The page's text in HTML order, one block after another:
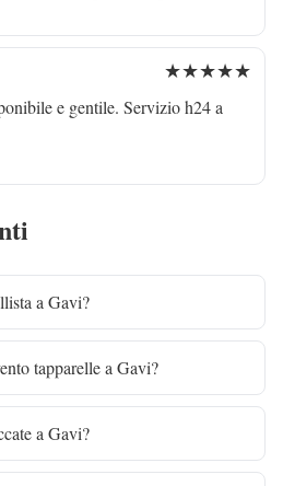
★★★★★
e gentile. Servizio h24 a
a Gavi?
tapparelle a Gavi?
a Gavi?